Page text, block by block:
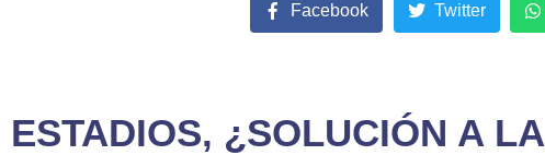
¿SOLUCIÓN A LA
Facebook Twitter